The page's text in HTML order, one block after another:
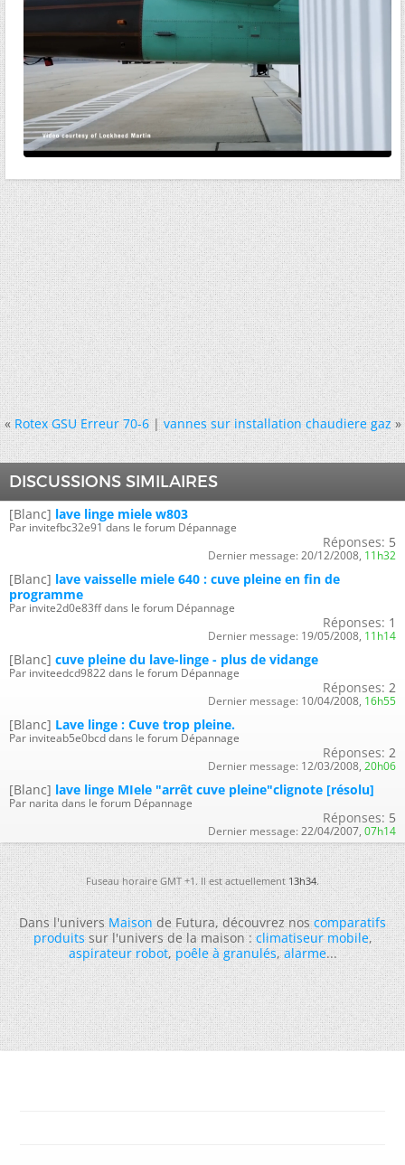
« Rotex GSU Erreur 70-6|vannes sur installation chaudiere gaz »
DISCUSSIONS SIMILAIRES
[Blanc] lave linge miele w803
Par invitefbc32e91 dans le forum Dépannage
Réponses: 5
Dernier message: 20/12/2008, 11h32
[Blanc] lave vaisselle miele 640 : cuve pleine en fin de
programme
Par invite2d0e83ff dans le forum Dépannage
Réponses: 1
Dernier message: 19/05/2008, 11h14
[Blanc] cuve pleine du lave-linge - plus de vidange
Par inviteedcd9822 dans le forum Dépannage
Réponses: 2
Dernier message: 10/04/2008, 16h55
[Blanc] Lave linge : Cuve trop pleine.
Par inviteab5e0bcd dans le forum Dépannage
Réponses: 2
Dernier message: 12/03/2008, 20h06
[Blanc] lave linge MIele "arrêt cuve pleine"clignote [résolu]
Par narita dans le forum Dépannage
Réponses: 5
Dernier message: 22/04/2007, 07h14
Fuseau horaire GMT +1. Il est actuellement13h34.
Dans l'universMaisonde Futura, découvrez noscomparatifs
produitssur l'univers de la maison :climatiseur mobile,
aspirateur robot,poêle à granulés,alarme...